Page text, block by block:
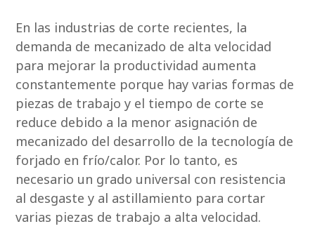
En las industrias de corte recientes, la
demanda de mecanizado de alta velocidad
para mejorar la productividad aumenta
constantemente porque hay varias formas de
piezas de trabajo y el tiempo de corte se
reduce debido a la menor asignación de
mecanizado del desarrollo de la tecnología de
forjado en frío/calor. Por lo tanto, es
necesario un grado universal con resistencia
al desgaste y al astillamiento para cortar
varias piezas de trabajo a alta velocidad.